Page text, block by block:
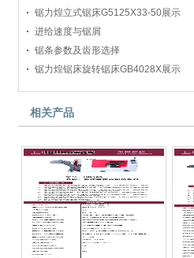
锯力煌立式锯床G5125X33-50展示
进给速度与锯屑
锯条参数及齿形选择
锯力煌锯床旋转锯床GB4028X展示
相关产品